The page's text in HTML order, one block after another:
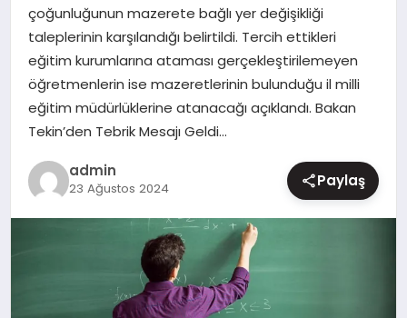
çoğunluğunun mazerete bağlı yer değişikliği
taleplerinin karşılandığı belirtildi. Tercih ettikleri
eğitim kurumlarına ataması gerçekleştirilemeyen
öğretmenlerin ise mazeretlerinin bulunduğu il milli
eğitim müdürlüklerine atanacağı açıklandı. Bakan
Tekin’den Tebrik Mesajı Geldi…
admin
23 Ağustos 2024 Paylaş